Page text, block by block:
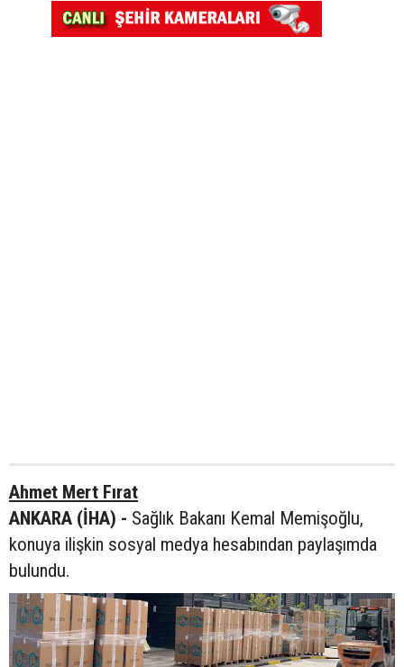
Ahmet Mert Fırat
ANKARA (İHA) - Sağlık Bakanı Kemal Memişoğlu,
konuya ilişkin sosyal medya hesabından paylaşımda
bulundu.